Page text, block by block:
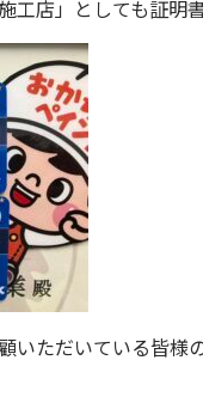
工店 」としても証明
いただいている皆様